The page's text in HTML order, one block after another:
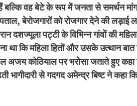
बल्कि वह बेटे के रूप में जनता से समर्थन
बेरोजगारों को रोजगार देने की
दशज्यूला पट्टी के विभिन्न गांवों की
कि महिला हितों और उसके उत्थान बात
अजय कोठियाल पर भरोसा जताते हुए कहा
से गदगद अमेन्द्र बिष्ट ने कहा